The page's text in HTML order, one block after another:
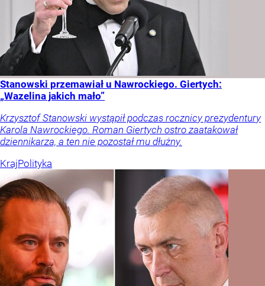
Stanowski przemawiał u Nawrockiego. Giertych:
„Wazelina jakich mało”
Krzysztof Stanowski wystąpił podczas rocznicy prezydentury
Karola Nawrockiego. Roman Giertych ostro zaatakował
dziennikarza, a ten nie pozostał mu dłużny.
KrajPolityka